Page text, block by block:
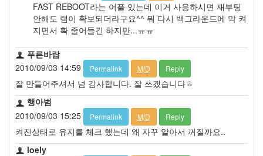
FAST REBOOT라는 어플 있는데 이거 사용하시면 재부팅
안해도 램이 확보되더라구요^^ 뭐 다시 백그라운드에 막 켜
지면서 확 줄어들긴 하지만...ㅠㅠ
푸른바람
2010/09/03 14:59
Permalink M/D Reply
잘 만들어주셔서 넘 감사합니다. 잘 쓰겠습니다ㅎ
행아범
2010/09/03 15:25
Permalink M/D Reply
켜진상태로 유지를 체크 했는데 왜 자꾸 알아서 꺼질까요..
loely